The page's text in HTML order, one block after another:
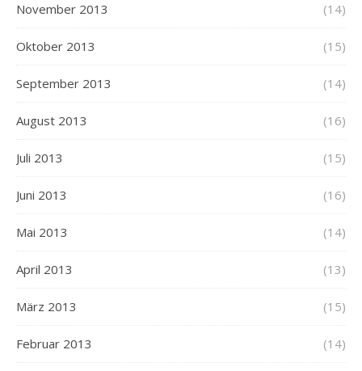
November 2013 (14)
Oktober 2013 (15)
September 2013 (14)
August 2013 (16)
Juli 2013 (15)
Juni 2013 (16)
Mai 2013 (14)
April 2013 (13)
März 2013 (15)
Februar 2013 (14)